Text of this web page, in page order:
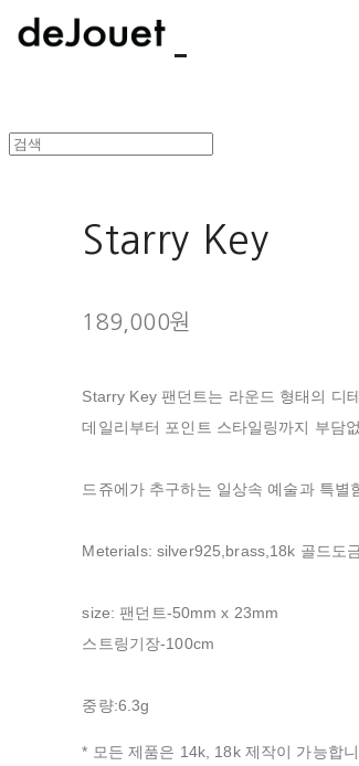
Starry Key
189,000원
Starry Key 팬던트는 라운드 형태의 디
데일리부터 포인트 스타일링까지 부담
드쥬에가 추구하는 일상속 예술과 특별
Meterials: silver925,brass,18k 골드도
size: 팬던트-50mm x 23mm
스트링기장-100cm
중량:6.3g
* 모든 제품은 14k, 18k 제작이 가능합니